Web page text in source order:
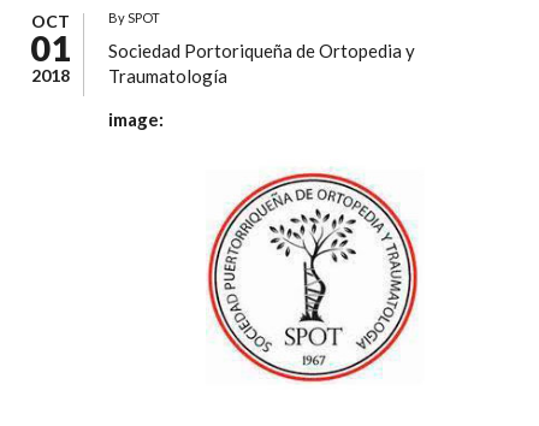
OCT
01
2018
BySPOT
Sociedad Portoriqueña de Ortopedia y
Traumatología
image: